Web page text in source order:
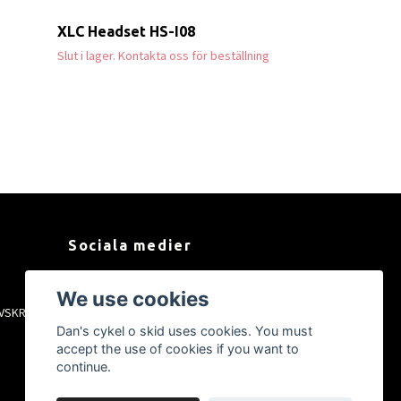
XLC Headset HS-I08
Slut i lager. Kontakta oss för beställning
Sociala medier
Instagram
YouTube
Tiktok
We use cookies
Dan's cykel o skid uses cookies. You must
accept the use of cookies if you want to
continue.